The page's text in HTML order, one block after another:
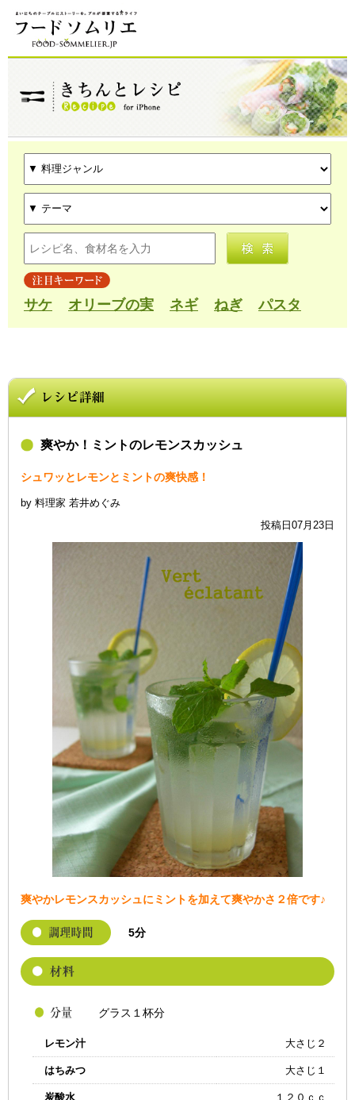
サケ オリーブの実 ネギ ねぎ パスタ
爽やか！ミントのレモンスカッシュ
シュワッとレモンとミントの爽快感！
by 料理家 若井めぐみ
投稿日07月23日
爽やかレモンスカッシュにミントを加えて爽やかさ２倍です♪
5分
グラス１杯分
レモン汁 大さじ２
はちみつ 大さじ１
炭酸水 １２０ｃｃ